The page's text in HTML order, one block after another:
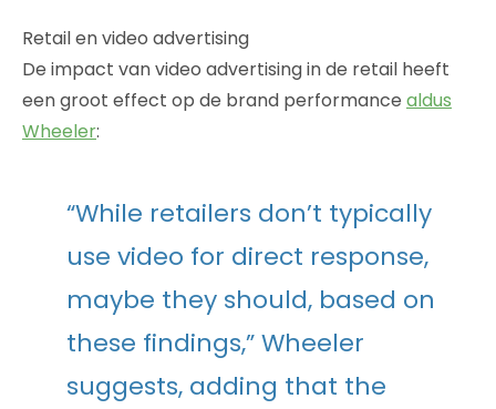
Retail en video advertising
De impact van video advertising in de retail heeft
een groot effect op de brand performance aldus
Wheeler:
“While retailers don’t typically
use video for direct response,
maybe they should, based on
these findings,” Wheeler
suggests, adding that the